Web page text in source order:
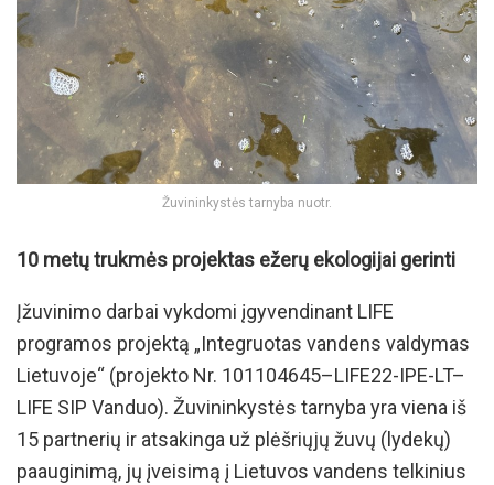
Žuvininkystės tarnyba nuotr.
10 metų trukmės projektas ežerų ekologijai gerinti
Įžuvinimo darbai vykdomi įgyvendinant LIFE
programos projektą „Integruotas vandens valdymas
Lietuvoje“ (projekto Nr. 101104645–LIFE22-IPE-LT–
LIFE SIP Vanduo). Žuvininkystės tarnyba yra viena iš
15 partnerių ir atsakinga už plėšriųjų žuvų (lydekų)
paauginimą, jų įveisimą į Lietuvos vandens telkinius